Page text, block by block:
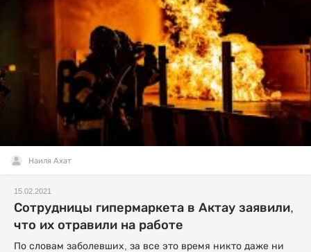
Наиля Ахат
15.02.2021
Сотрудницы гипермаркета в Актау заявили,
что их отравили на работе
По словам заболевших, за все это время никто даже ни